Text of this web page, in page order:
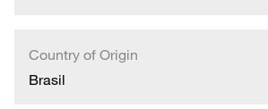
Country of Origin
Brasil